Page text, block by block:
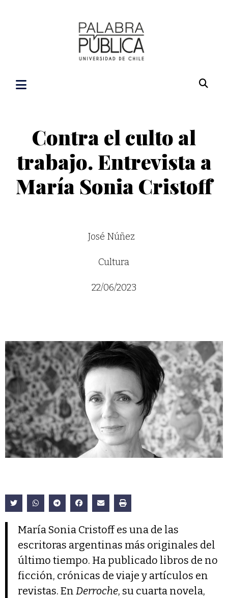
Contra el culto al
trabajo. Entrevista a
María Sonia Cristoff
José Núñez
Cultura
22/06/2023
María Sonia Cristoff es una de las
escritoras argentinas más originales del
último tiempo. Ha publicado libros de no
ficción, crónicas de viaje y artículos en
revistas. En Derroche, su cuarta novela,